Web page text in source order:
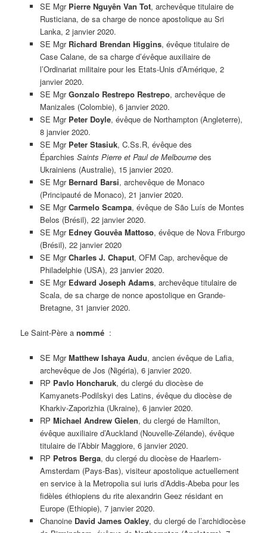
SE Mgr Pierre Nguyên Van Tot, archevêque titulaire de
Rusticiana, de sa charge de nonce apostolique au Sri
Lanka, 2 janvier 2020.
SE Mgr Richard Brendan Higgins, évêque titulaire de
Case Calane, de sa charge d’évêque auxiliaire de
l’Ordinariat militaire pour les Etats-Unis d’Amérique, 2
janvier 2020.
SE MgrGonzalo Restrepo Restrepo, archevêque de
Manizales (Colombie), 6 janvier 2020.
SE Mgr Peter Doyle, évêque de Northampton (Angleterre),
8 janvier 2020.
SE Mgr Peter Stasiuk, C.Ss.R, évêque des
Éparchies Saints Pierre et Paul de Melbournedes
Ukrainiens (Australie), 15 janvier 2020.
SE Mgr Bernard Barsi, archevêque de Monaco
(Principauté de Monaco), 21 janvier 2020.
SE MgrCarmelo Scampa, évêque de São Luís de Montes
Belos (Brésil), 22 janvier 2020.
SE Mgr Edney Gouvêa Mattoso, évêque de Nova Friburgo
(Brésil), 22 janvier 2020
SE MgrCharles J. Chaput, OFM Cap, archevêque de
Philadelphie (USA), 23 janvier 2020.
SE Mgr Edward Joseph Adams, archevêque titulaire de
Scala, de sa charge de nonce apostolique en Grande-
Bretagne, 31 janvier 2020.
Le Saint-Père anommé :
SE MgrMatthew Ishaya Audu, ancien évêque de Lafia,
archevêque de Jos (Nigéria), 6 janvier 2020.
RP Pavlo Honcharuk, du clergé du diocèse de
Kamyanets-Podilskyi des Latins, évêque du diocèse de
Kharkiv-Zaporizhia (Ukraine), 6 janvier 2020.
RP Michael Andrew Gielen, du clergé de Hamilton,
évêque auxiliaire d’Auckland (Nouvelle-Zélande), évêque
titulaire de l’Abbir Maggiore, 6 janvier 2020.
RP Petros Berga, du clergé du diocèse de Haarlem-
Amsterdam (Pays-Bas), visiteur apostolique actuellement
en service à la Metropolia sui iuris d’Addis-Abeba pour les
fidèles éthiopiens du rite alexandrin Geez résidant en
Europe (Ethiopie), 7 janvier 2020.
Chanoine David James Oakley, du clergé de l’archidiocèse